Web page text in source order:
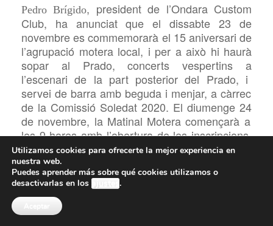
PedroBrígido, president de l’Ondara Custom
Club, ha anunciat que el dissabte 23 de
novembre escommemorarà el 15 aniversari de
l’agrupació motera local, i per a això hi haurà
sopar al Prado, concerts vespertinsa
l’escenari de la part posterior del Prado, i
servei de barra amb beguda i menjar, a càrrec
de la Comissió Soledat 2020. El diumenge 24
de novembre, la Matinal Motera començarà a
les 9 hores amb l’obertura de les inscripcions.
L’esmorzares realitzaràal Prado (degustació
gastronòmica), i
gambero alsparticipants. Hi haurà lliurament
de trofeus iles actuacions de Perversió i
MarcosElvis. Els
motera rebran també la seua camiseta
Utilizamos cookies para ofrecerte la mejor experiencia en
nuestra web.
Puedes aprender más sobre qué cookies utilizamos o
desactivarlas en los ajustes.